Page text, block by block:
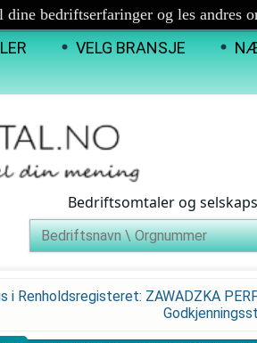
dine bedriftserfaringer og les andres
VELG BRANSJE
Bedriftsomtaler og
i Renholdsregisteret: ZAWADZKA